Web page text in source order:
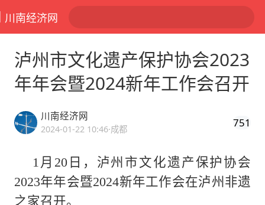
川南经济网
泸州市文化遗产保护协会2023
年年会暨2024新年工作会召开
川南经济网
2024-01-22 10:46·成都 751
1月20日，泸州市文化遗产保护协会
2023年年会暨2024新年工作会在泸州非遗
之家召开。